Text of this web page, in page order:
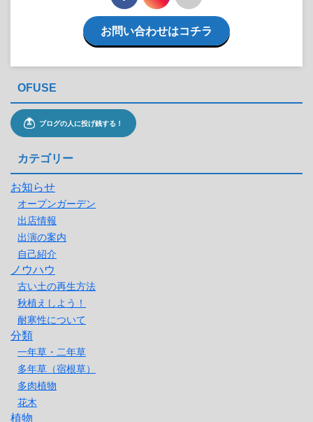
お問い合わせはコチラ
OFUSE
カテゴリー
お知らせ
オープンガーデン
出店情報
出演の案内
自己紹介
ノウハウ
古い土の再生方法
秋植えしよう！
耐寒性について
分類
一年草・二年草
多年草（宿根草）
多肉植物
花木
植物